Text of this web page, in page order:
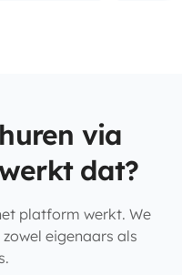
via
dat?
platform werkt. We
eigenaars als